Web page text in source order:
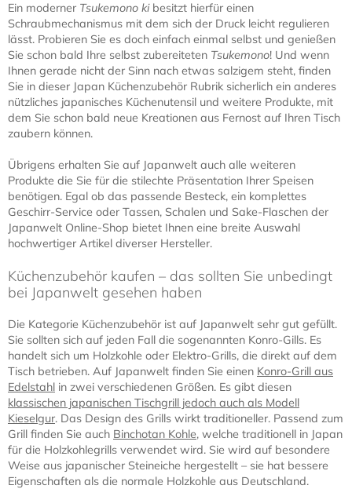
Ein moderner Tsukemono kibesitzt hierfür einen
Schraubmechanismus mit dem sich der Druck leicht regulieren
lässt. Probieren Sie es doch einfach einmal selbst und genießen
Sie schon bald Ihre selbst zubereiteten Tsukemono! Und wenn
Ihnen gerade nicht der Sinn nach etwas salzigem steht, finden
Sie in dieser Japan Küchenzubehör Rubrik sicherlich ein anderes
nützliches japanisches Küchenutensil und weitere Produkte, mit
dem Sie schon bald neue Kreationen aus Fernost auf Ihren Tisch
zaubern können.
Übrigens erhalten Sie auf Japanwelt auch alle weiteren
Produkte die Sie für die stilechte Präsentation Ihrer Speisen
benötigen. Egal ob das passende Besteck, ein komplettes
Geschirr-Service oder Tassen, Schalen und Sake-Flaschen der
Japanwelt Online-Shop bietet Ihnen eine breite Auswahl
hochwertiger Artikel diverser Hersteller.
Küchenzubehör kaufen – das sollten Sie unbedingt
bei Japanwelt gesehen haben
Die Kategorie Küchenzubehör ist auf Japanwelt sehr gut gefüllt.
Sie sollten sich auf jeden Fall die sogenannten Konro-Gills. Es
handelt sich um Holzkohle oder Elektro-Grills, die direkt auf dem
Tisch betrieben. Auf Japanwelt finden Sie einen Konro-Grill aus
Edelstahl in zwei verschiedenen Größen. Es gibt diesen
klassischen japanischen Tischgrill jedoch auch als Modell
Kieselgur. Das Design des Grills wirkt traditioneller. Passend zum
Grill finden Sie auch Binchotan Kohle, welche traditionell in Japan
für die Holzkohlegrills verwendet wird. Sie wird auf besondere
Weise aus japanischer Steineiche hergestellt – sie hat bessere
Eigenschaften als die normale Holzkohle aus Deutschland.